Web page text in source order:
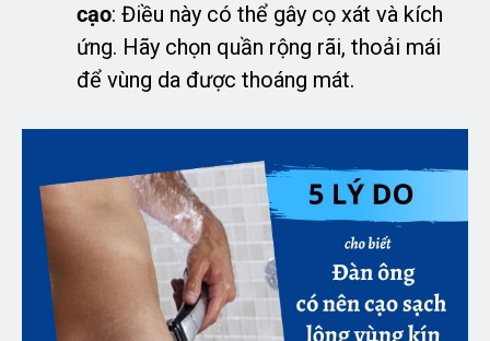
cạo: Điều này có thể gây cọ xát và kích
ứng. Hãy chọn quần rộng rãi, thoải mái
để vùng da được thoáng mát.